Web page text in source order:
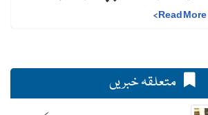
Read More
>
متعلقہ خبریں